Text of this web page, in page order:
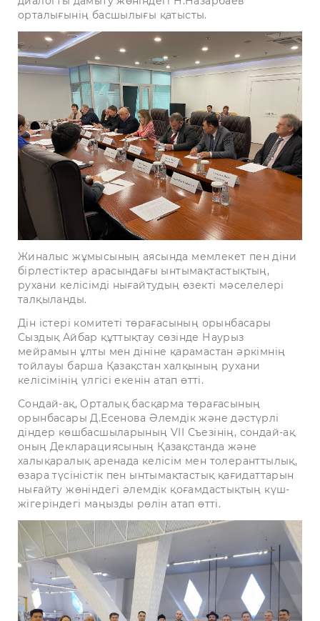
орталығынің басшылығы қатысты.
Жиналыс жұмысының аясында мемлекет пен діни
бірлестіктер арасындағы ынтымақтастықтың,
рухани келісімді нығайтудың өзекті мәселелері
талқыланды.
Дін істері комитеті төрағасының орынбасары
Сыздық Айбар құттықтау сөзінде Наурыз
мейрамын ұлты мен дініне қарамастан әркімнің
тойлауы барша Қазақстан халқының рухани
келісімінің үлгісі екенін атап өтті.
Сондай-ақ, Орталық басқарма төрағасының
орынбасары Д.Есенова Әлемдік және дәстүрлі
діндер көшбасшыларының VII Съезінің, сондай-ақ
оның Декларациясының Қазақстанда және
халықаралық аренада келісім мен толеранттылық,
өзара түсіністік пен ынтымақтастық қағидаттарын
нығайту жөніндегі әлемдік қоғамдастықтың күш-
жігеріндегі маңызды рөлін атап өтті.